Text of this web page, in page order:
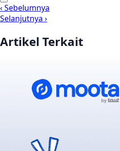
‹ Sebelumnya
Selanjutnya ›
Artikel Terkait